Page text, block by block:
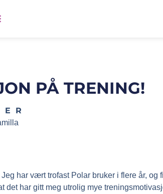
PÅ TRENING!
har vært trofast Polar bruker i flere år, og
det har gitt meg utrolig mye